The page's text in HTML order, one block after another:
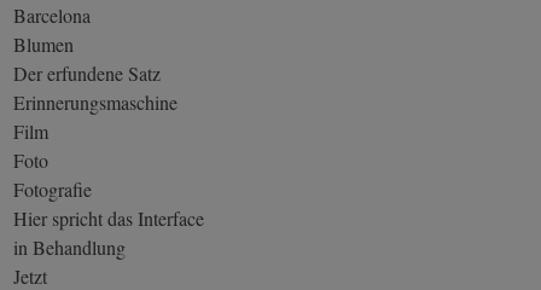
Barcelona
Blumen
Der erfundene Satz
Erinnerungsmaschine
Film
Foto
Fotografie
Hier spricht das Interface
in Behandlung
Jetzt